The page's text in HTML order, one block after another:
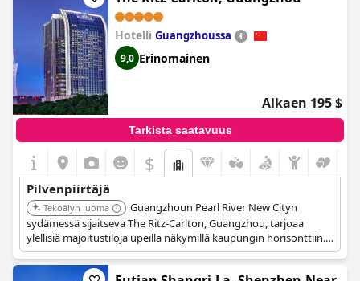
Hotelli Guangzhoussa
9,0 Erinomainen
Alkaen 195 $
Tarkista saatavuus
$
Pilvenpiirtäjä
Tekoälyn luoma
Guangzhoun Pearl River New Cityn
sydämessä sijaitseva The Ritz-Carlton, Guangzhou, tarjoaa
ylellisiä majoitustiloja upeilla näkymillä kaupungin horisonttiin.
Sen moderni muotoilu, poikkeuksellinen palvelu ja
korkealuokkaiset mukavuudet, mukaan lukien useat